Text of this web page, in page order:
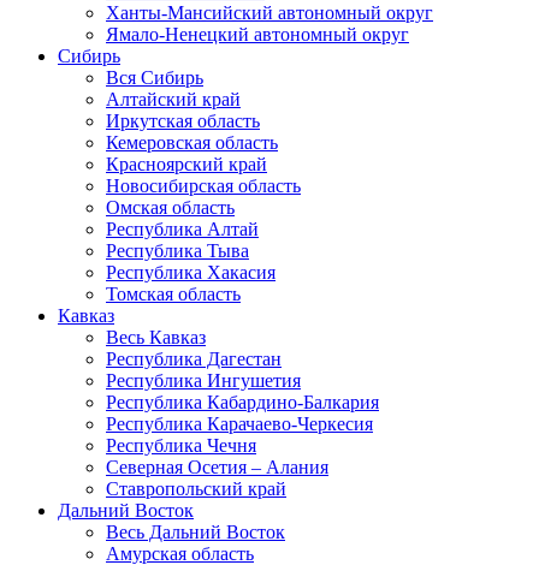
Ханты-Мансийский автономный округ
Ямало-Ненецкий автономный округ
Сибирь
Вся Сибирь
Алтайский край
Иркутская область
Кемеровская область
Красноярский край
Новосибирская область
Омская область
Республика Алтай
Республика Тыва
Республика Хакасия
Томская область
Кавказ
Весь Кавказ
Республика Дагестан
Республика Ингушетия
Республика Кабардино-Балкария
Республика Карачаево-Черкесия
Республика Чечня
Северная Осетия – Алания
Ставропольский край
Дальний Восток
Весь Дальний Восток
Амурская область